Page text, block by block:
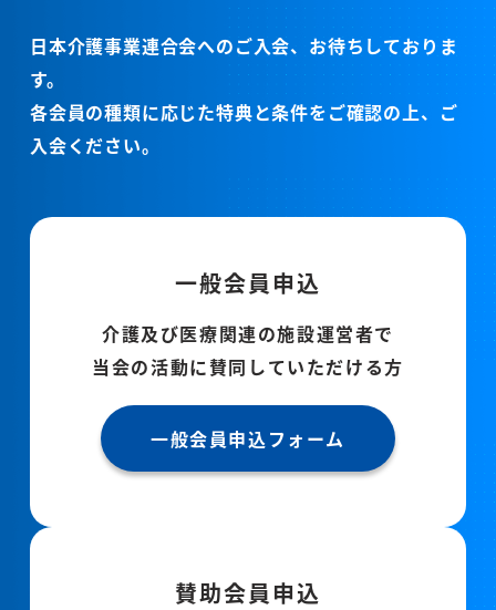
日本介護事業連合会へのご入会、お待ちしておりま
す。
各会員の種類に応じた特典と条件をご確認の上、ご
入会ください。
一般会員申込
介護及び医療関連の施設運営者で
当会の活動に賛同していただける方
一般会員申込フォーム
賛助会員申込